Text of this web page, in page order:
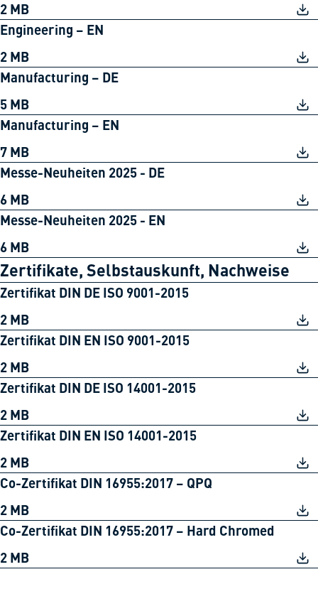
2 MB
Engineering – EN
2 MB
Manufacturing – DE
5 MB
Manufacturing – EN
7 MB
Messe-Neuheiten 2025 - DE
6 MB
Messe-Neuheiten 2025 - EN
6 MB
Zertifikate, Selbstauskunft, Nachweise
Zertifikat DIN DE ISO 9001-2015
2 MB
Zertifikat DIN EN ISO 9001-2015
2 MB
Zertifikat DIN DE ISO 14001-2015
2 MB
Zertifikat DIN EN ISO 14001-2015
2 MB
Co-Zertifikat DIN 16955:2017 – QPQ
2 MB
Co-Zertifikat DIN 16955:2017 – Hard Chromed
2 MB